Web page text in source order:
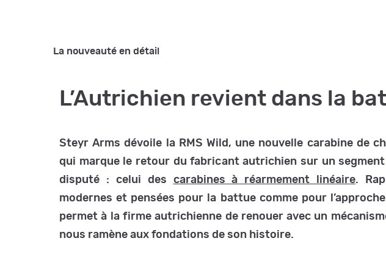
La nouveauté en détail
L’Autrichien revient dans la
Steyr Arms dévoile la RMS Wild, une nouvelle carabine de
qui marque le retour du fabricant autrichien sur un
disputé : celui des carabines à réarmement linéaire.
modernes et pensées pour la battue comme pour
permet à la firme autrichienne de renouer avec un
nous ramène aux fondations de son histoire.